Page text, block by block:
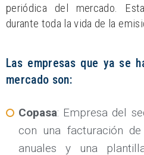
periódica del mercado.
durante toda la vida de la
Las empresas que ya se
mercado son:
Copasa: Empresa del
con una facturación
anuales y una